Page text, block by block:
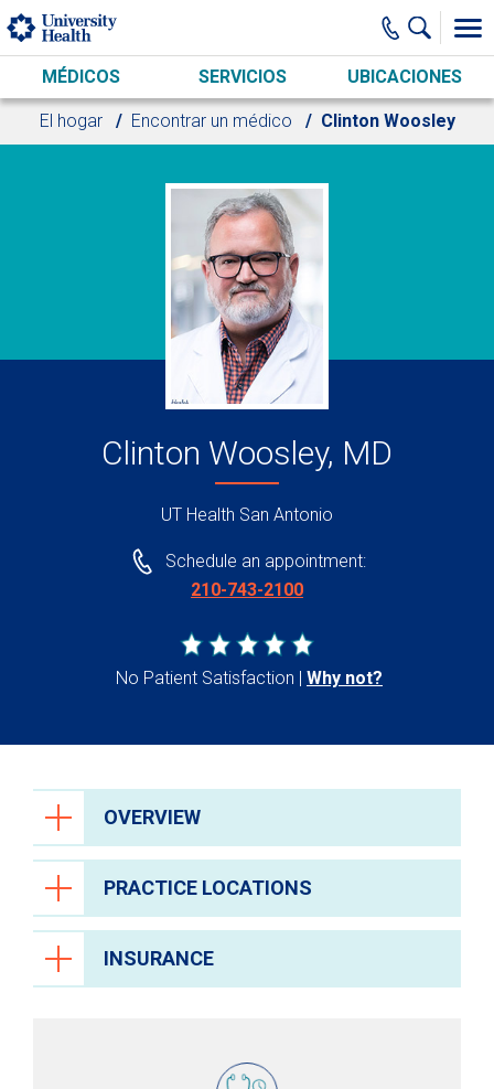
Skip to main content
MÉDICOS SERVICIOS UBICACIONES
El hogar Encontrar un médico Clinton Woosley
Clinton Woosley, MD
UT Health San Antonio
Schedule an appointment:
210-743-2100
No Patient Satisfaction Why not?
OVERVIEW
PRACTICE LOCATIONS
INSURANCE